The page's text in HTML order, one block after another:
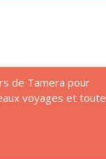
de Tamera pour
voyages et toute